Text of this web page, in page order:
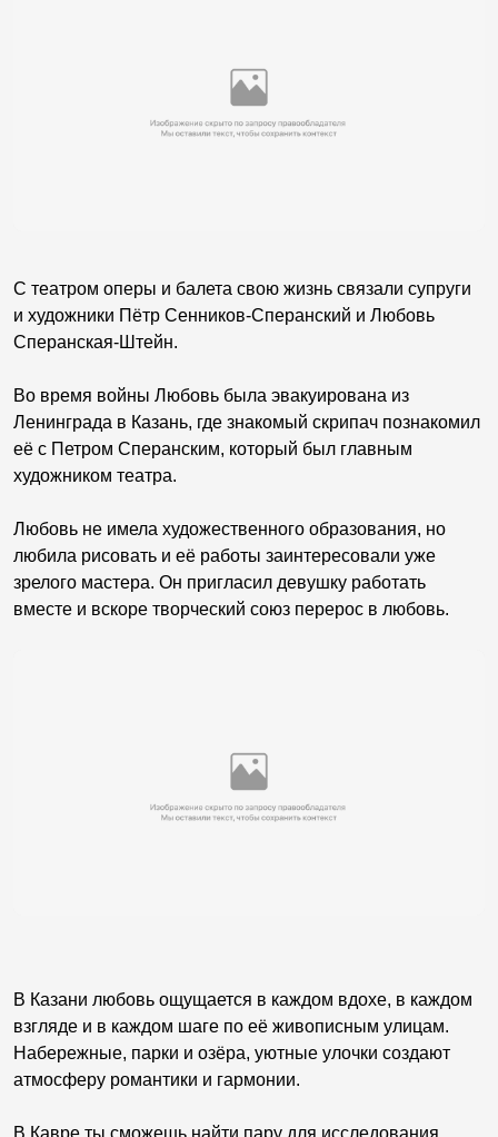
С театром оперы и балета свою жизнь связали супруги
и художники Пётр Сенников-Сперанский и Любовь
Сперанская-Штейн.
Во время войны Любовь была эвакуирована из
Ленинграда в Казань, где знакомый скрипач познакомил
её с Петром Сперанским, который был главным
художником театра.
Любовь не имела художественного образования, но
любила рисовать и её работы заинтересовали уже
зрелого мастера. Он пригласил девушку работать
вместе и вскоре творческий союз перерос в любовь.
В Казани любовь ощущается в каждом вдохе, в каждом
взгляде и в каждом шаге по её живописным улицам.
Набережные, парки и озёра, уютные улочки создают
атмосферу романтики и гармонии.
В Кавре ты сможешь найти пару для исследования